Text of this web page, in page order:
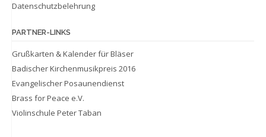
Datenschutzbelehrung
PARTNER-LINKS
Grußkarten & Kalender für Bläser
Badischer Kirchenmusikpreis 2016
Evangelischer Posaunendienst
Brass for Peace e.V.
Violinschule Peter Taban